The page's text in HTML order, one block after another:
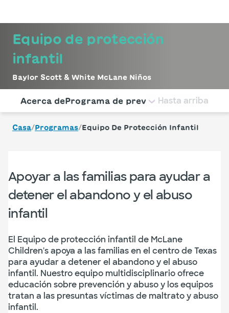
Equipo de protección
infantil
Baylor Scott & White McLane Niños
Utilice esta navegación para saltar rápidamente a
Acerca dePrograma de prevención de bebés
Hasta arriba
Casa/Programas/Equipo De Protección Infantil
Apoyar a las familias para ayudar a
detener el abandono y el abuso
infantil
El Equipo de protección infantil de McLane
Children's apoya a las familias en el centro de Texas
para ayudar a detener el abandono y el abuso
infantil. Nuestro equipo multidisciplinario ofrece
educación sobre prevención y abuso y los equipos
tratan a las presuntas víctimas de maltrato y abuso
infantil.